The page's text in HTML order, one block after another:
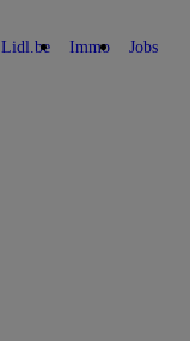
Lidl.be Immo Jobs